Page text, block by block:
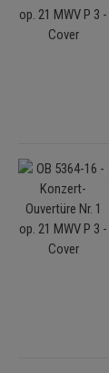
Skip image gallery